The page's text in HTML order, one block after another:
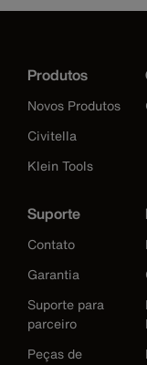
Produtos
Novos Produtos
Civitella
Klein Tools
Suporte
Contato
Garantia
Suporte para
parceiro
Peças de